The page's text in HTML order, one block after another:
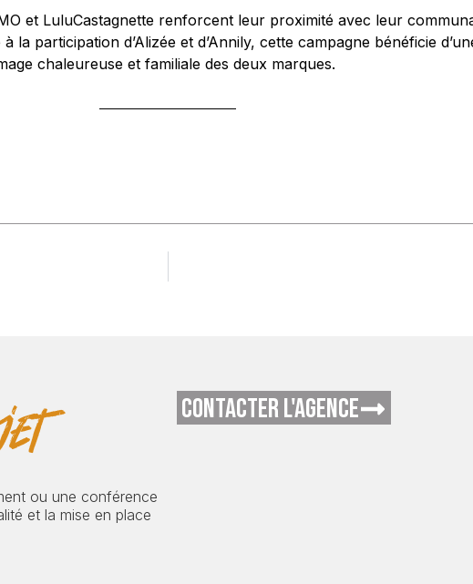
et LuluCastagnette renforcent leur proximité avec leur
participation d’Alizée et d’Annily, cette campagne bénéficie
chaleureuse et familiale des deux marques.
ou une conférence
et la mise en place
CONTACTER L'AGENCE